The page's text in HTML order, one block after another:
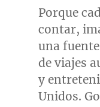
Porque
contar,
una
de viajes
y
Unidos.